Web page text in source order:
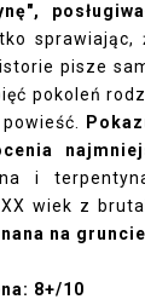
pisze
pokoleń
i
wiek z
na
8+/10